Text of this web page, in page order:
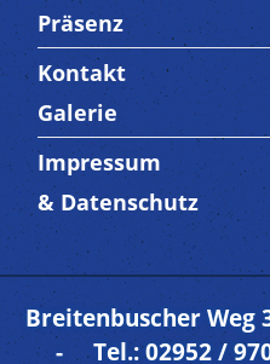
Präsenz
Trenner4
Kontakt
Galerie
Trenner 5
Impressum
& Datenschutz
Breitenbuscher
- Tel.: 02952 /